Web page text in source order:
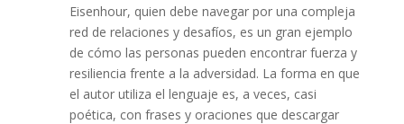
Eisenhour, quien debe navegar por una compleja
red de relaciones y desafíos, es un gran ejemplo
de cómo las personas pueden encontrar fuerza y
resiliencia frente a la adversidad. La forma en que
el autor utiliza el lenguaje es, a veces, casi
poética, con frases y oraciones que descargar